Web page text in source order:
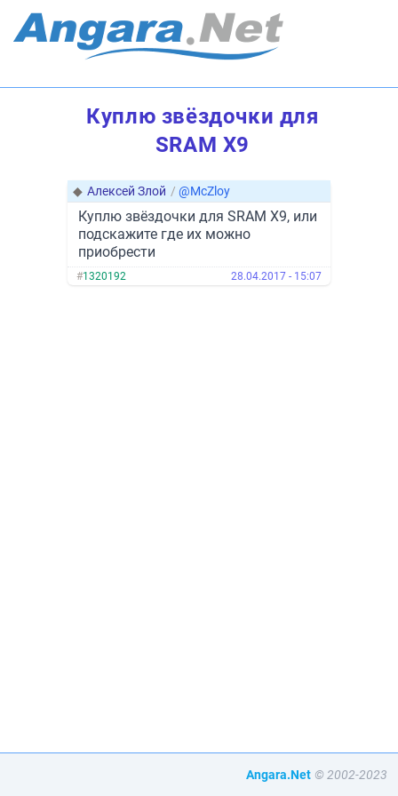
Куплю звёздочки для
SRAM X9
◆ Алексей Злой / @McZloy
Куплю звёздочки для SRAM X9, или
подскажите где их можно
приобрести
#1320192 28.04.2017 - 15:07
Angara.Net © 2002-2023